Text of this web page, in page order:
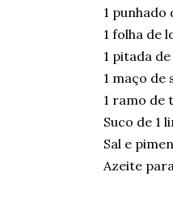
1 punhado
1 folha de
1 pitada
1 maço de
1 ramo de
Suco de 1
Sal e
Azeite